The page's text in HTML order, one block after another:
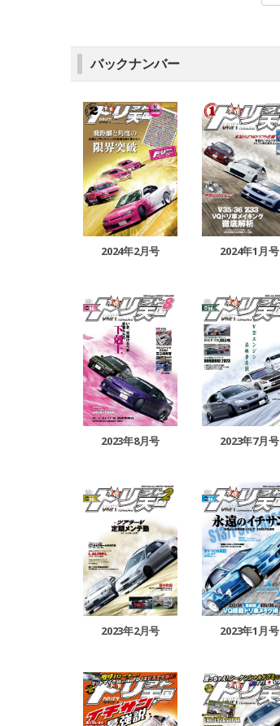
バックナンバー
2024年2月号 2024年1月号
2023年8月号 2023年7月号
2023年2月号 2023年1月号